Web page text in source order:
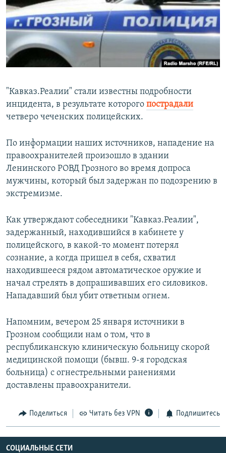
РАСПИСАНИЕ ВЕЩАНИЯ
ПОДПИШИТЕСЬ НА РАССЫЛКУ
СОЦИАЛЬНЫЕ СЕТИ
Все сайты РСЕ/РС
"Кавказ.Реалии" стали известны подробности
инцидента, в результате которого пострадали
четверо чеченских полицейских.
По информации наших источников, нападение на
правоохранителей произошло в здании
Ленинского РОВД Грозного во время допроса
мужчины, который был задержан по подозрению в
экстремизме.
Как утверждают собеседники "Кавказ.Реалии",
задержанный, находившийся в кабинете у
полицейского, в какой-то момент потерял
сознание, а когда пришел в себя, схватил
находившееся рядом автоматическое оружие и
начал стрелять в допрашивавших его силовиков.
Нападавший был убит ответным огнем.
Напомним, вечером 25 января источники в
Грозном сообщили нам о том, что в
республиканскую клиническую больницу скорой
медицинской помощи (бывш. 9-я городская
больница) с огнестрельными ранениями
доставлены правоохранители.
Поделиться Читать без VPN Подпишитесь
СОЦИАЛЬНЫЕ СЕТИ